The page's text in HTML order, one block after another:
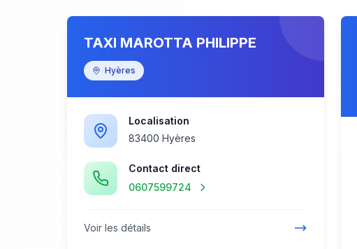
TAXI MAROTTA PHILIPPE
Hyères
Localisation
83400 Hyères
Contact direct
0607599724
Voir les détails